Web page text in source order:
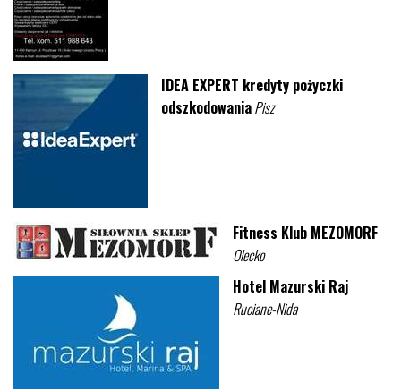
IDEA EXPERT kredyty pożyczki
odszkodowaniaPisz
Fitness Klub MEZOMORF
Olecko
Hotel Mazurski Raj
Ruciane-Nida